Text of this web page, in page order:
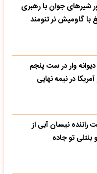
شیرهای جوان با رهبری
با گاومیش نر تنومند
دیوانه وار در ست پنجم
در نیمه نهایی
راننده نیسان آبی از
بنتلی تو جاده